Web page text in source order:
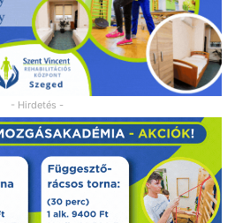
- Hirdetés -